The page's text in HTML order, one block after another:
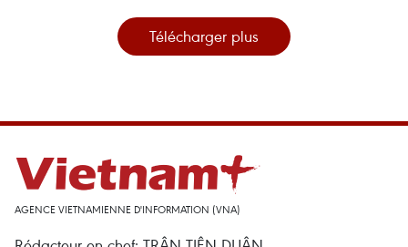
Télécharger plus
AGENCE VIETNAMIENNE D'INFORMATION (VNA)